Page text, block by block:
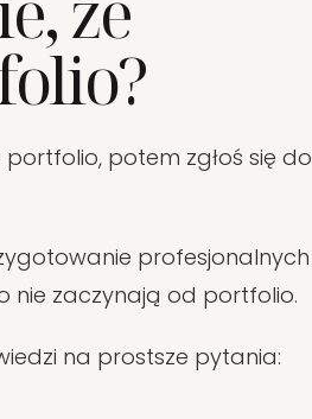
potem zgłoś się do
profesjonalnych
nie zaczynają od portfolio.
na prostsze pytania: